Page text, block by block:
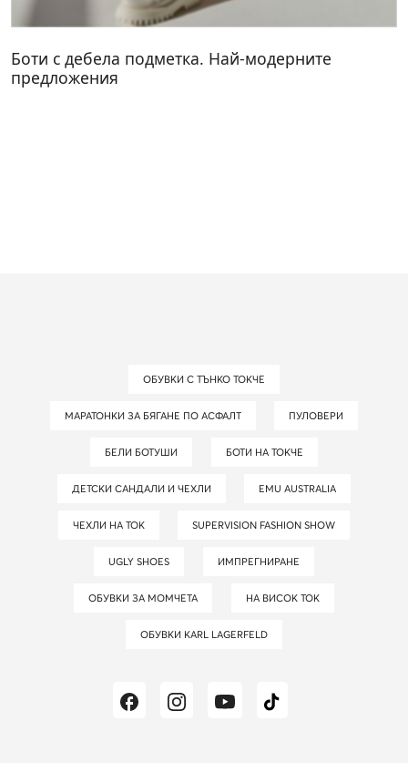
Боти с дебела подметка. Най-модерните
предложения
ОБУВКИ С ТЪНКО ТОКЧЕ
МАРАТОНКИ ЗА БЯГАНЕ ПО АСФАЛТ ПУЛОВЕРИ
БЕЛИ БОТУШИ БОТИ НА ТОКЧЕ
ДЕТСКИ САНДАЛИ И ЧЕХЛИ EMU AUSTRALIA
ЧЕХЛИ НА ТОК SUPERVISION FASHION SHOW
UGLY SHOES ИМПРЕГНИРАНЕ
ОБУВКИ ЗА МОМЧЕТА НА ВИСОК ТОК
ОБУВКИ KARL LAGERFELD